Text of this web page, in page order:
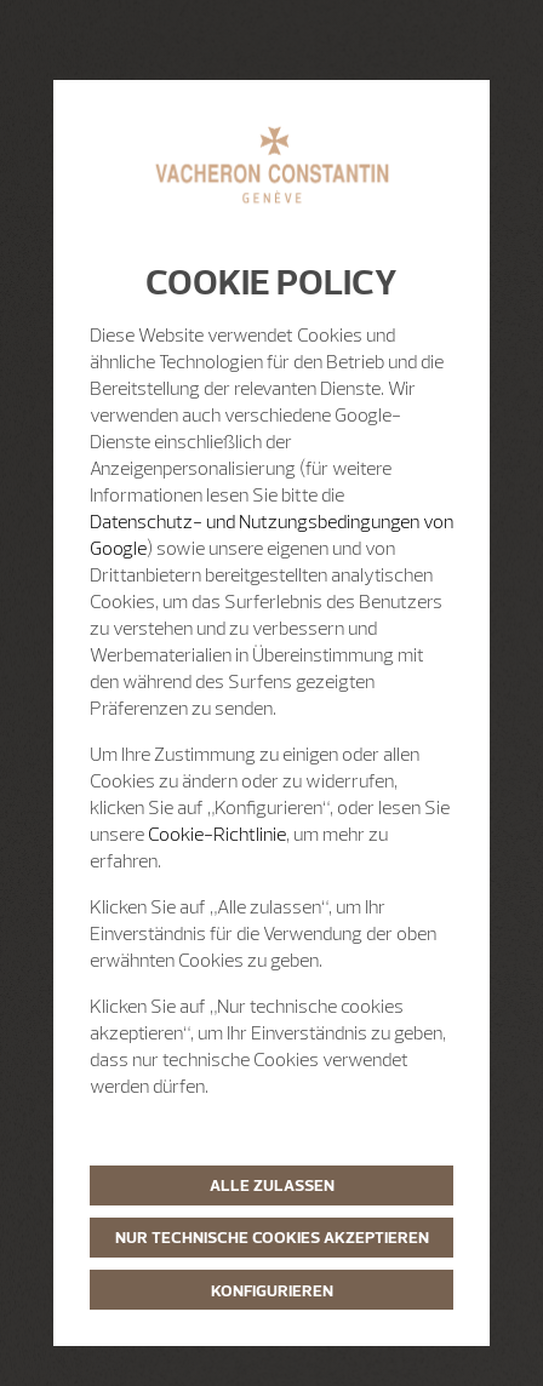
COOKIE POLICY
Diese Website verwendet Cookies und
ähnliche Technologien für den Betrieb und die
Bereitstellung der relevanten Dienste. Wir
verwenden auch verschiedene Google-
Dienste einschließlich der
Anzeigenpersonalisierung (für weitere
Informationen lesen Sie bitte die
Datenschutz- und Nutzungsbedingungen von
Google) sowie unsere eigenen und von
Drittanbietern bereitgestellten analytischen
Cookies, um das Surferlebnis des Benutzers
zu verstehen und zu verbessern und
Werbematerialien in Übereinstimmung mit
den während des Surfens gezeigten
Präferenzen zu senden.
Um Ihre Zustimmung zu einigen oder allen
Cookies zu ändern oder zu widerrufen,
klicken Sie auf „Konfigurieren“, oder lesen Sie
unsere Cookie-Richtlinie, um mehr zu
erfahren.
Klicken Sie auf „Alle zulassen“, um Ihr
Einverständnis für die Verwendung der oben
erwähnten Cookies zu geben.
Klicken Sie auf „Nur technische cookies
akzeptieren“, um Ihr Einverständnis zu geben,
dass nur technische Cookies verwendet
werden dürfen.
ALLE ZULASSEN
NUR TECHNISCHE COOKIES AKZEPTIEREN
KONFIGURIEREN